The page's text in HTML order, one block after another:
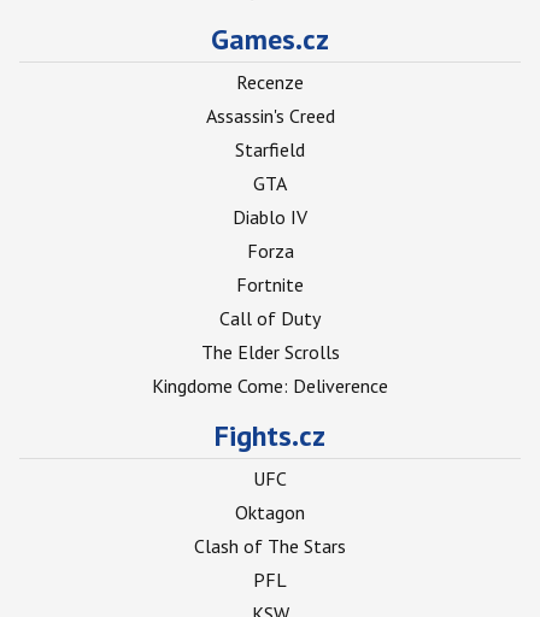
Games.cz
Recenze
Assassin's Creed
Starfield
GTA
Diablo IV
Forza
Fortnite
Call of Duty
The Elder Scrolls
Kingdome Come: Deliverence
Fights.cz
UFC
Oktagon
Clash of The Stars
PFL